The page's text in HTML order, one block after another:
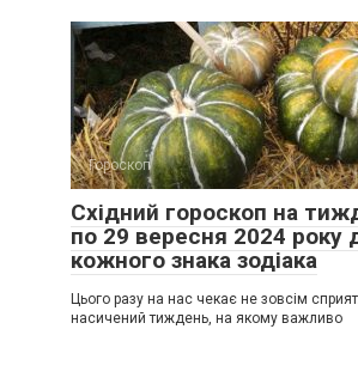
Гороскоп
Східний гороскоп на
по 29 вересня 2024 року
кожного знака зодіака
Цього разу на нас чекає не зовсім
насичений тиждень, на якому важливо